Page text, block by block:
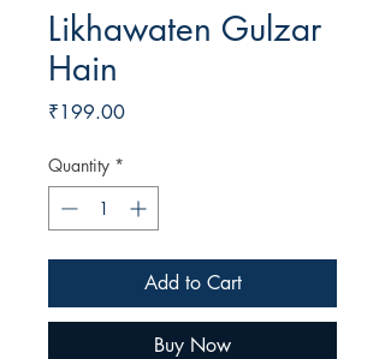
Likhawaten Gulzar
Hain
₹199.00Price
Quantity *
Add to Cart
Buy Now